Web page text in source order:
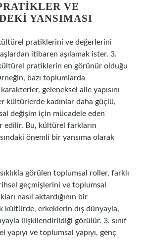
VE
YANSIMASI
pratiklerini ve değerlerini
itibaren aşılamak ister. 3.
pratiklerin en görünür olduğu
bazı toplumlarda
geleneksel aile yapısını
kültürlerde kadınlar daha güçlü,
değişim için mücadele eden
edilir. Bu, kültürel farkların
önemli bir yansıma olarak
görülen toplumsal roller, farklı
geçmişlerini ve toplumsal
nasıl aktardığının bir
kültürde, erkeklerin dış dünyayla,
ilişkilendirildiği görülür. 3. sınıf
yapıyı ve toplumsal yapıyı, genç